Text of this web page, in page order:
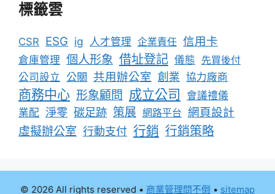
標籤雲
CSR ESG ig 人才管理 企業責任 信用卡
倉庫管理 個人形象 借址登記 儀態 先買後付
公司設立 公關 共用辦公室 創業 協力廠商
商務中心 形象顧問 成立公司
會議禮儀
業配 淨零 碳足跡 策展 網路平台 網頁設計
虛擬辦公室 行動支付 行銷 行銷策略
© 2026 All rights reserved • 商業管理問不倒 • sitemap